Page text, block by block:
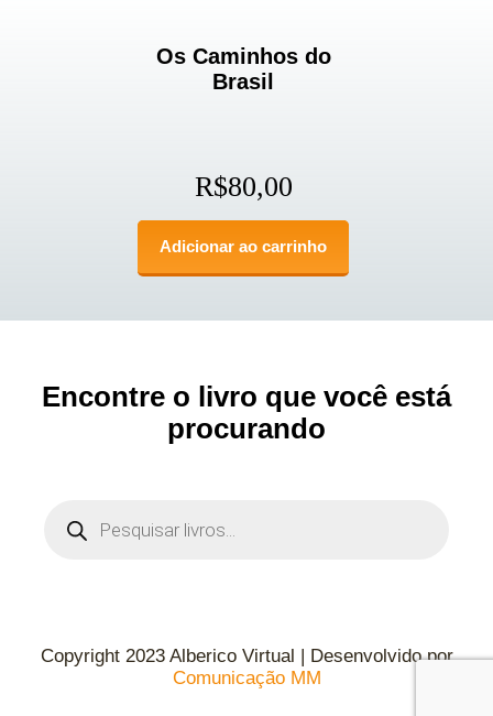
Os Caminhos do
Brasil
R$80,00
Adicionar ao carrinho
Encontre o livro que você está
procurando
Copyright 2023 Alberico Virtual | Desenvolvido por
Comunicação MM